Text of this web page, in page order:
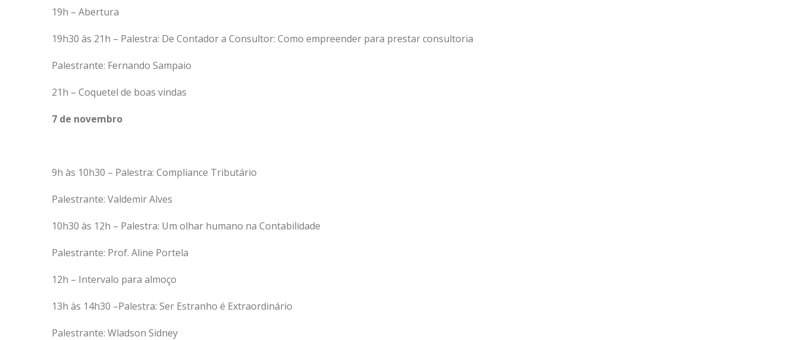
19h – Abertura
19h30 às 21h – Palestra: De Contador a Consultor: Como empreender para prestar consultoria
Palestrante: Fernando Sampaio
21h – Coquetel de boas vindas
7 de novembro
9h às 10h30 – Palestra: Compliance Tributário
Palestrante: Valdemir Alves
10h30 às 12h – Palestra: Um olhar humano na Contabilidade
Palestrante: Prof. Aline Portela
12h – Intervalo para almoço
13h às 14h30 –Palestra: Ser Estranho é Extraordinário
Palestrante: Wladson Sidney